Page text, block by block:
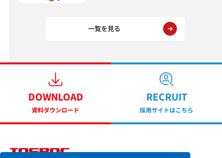
一覧を見る
DOWNLOAD
資料ダウンロード
RECRUIT
採用サイトはこちら